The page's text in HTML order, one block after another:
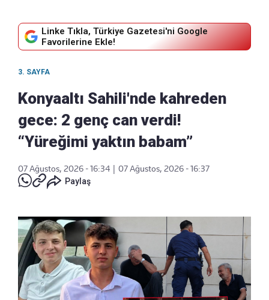
Linke Tıkla, Türkiye Gazetesi'ni Google
Favorilerine Ekle!
3. SAYFA
Konyaaltı Sahili'nde kahreden
gece: 2 genç can verdi!
“Yüreğimi yaktın babam”
07 Ağustos, 2026 - 16:34
07 Ağustos, 2026 - 16:37
Paylaş